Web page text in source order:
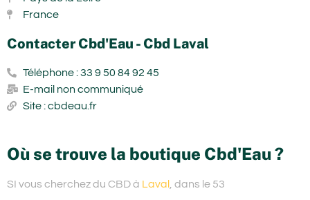
France
Contacter Cbd'Eau - Cbd Laval
Téléphone : 33 9 50 84 92 45
E-mail non communiqué
Site : cbdeau.fr
Où se trouve la boutique Cbd'Eau ?
SI vous cherchez du CBD à Laval , dans le 53